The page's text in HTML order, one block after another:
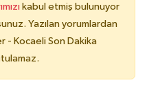
kabul etmiş bulunuyor
Yazılan yorumlardan
- Kocaeli Son Dakika